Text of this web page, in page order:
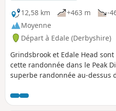
12,58 km
+463 m -
Moyenne
Départ à Edale (Derbyshire)
Grindsbrook et Edale Head
cette randonnée dans le Peak
superbe randonnée au-dessus
Derbyshire. Choisis une bonne
car le mauvais temps rend